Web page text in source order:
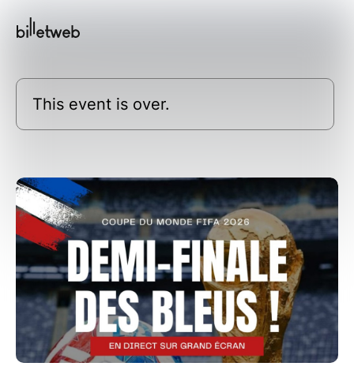
This event is over.